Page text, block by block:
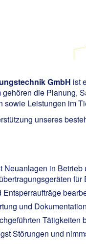
GmbH ist
die Planung,
sowie Leistungen im
unseres
Neuanlagen in
Entsperraufträge
und
Tätigkeiten
Störungen und